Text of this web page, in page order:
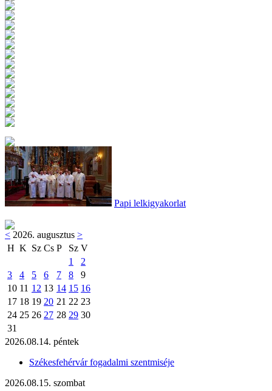
Papi lelkigyakorlat
< 2026. augusztus >
H K Sz Cs P Sz V
1
2
3
4 5 6 7 8
9
10 11 12 13 14 15 16
17 18 19 20 21 22 23
24 25 26 27 28 29 30
31
2026.08.14. péntek
Székesfehérvár fogadalmi szentmiséje
2026.08.15. szombat